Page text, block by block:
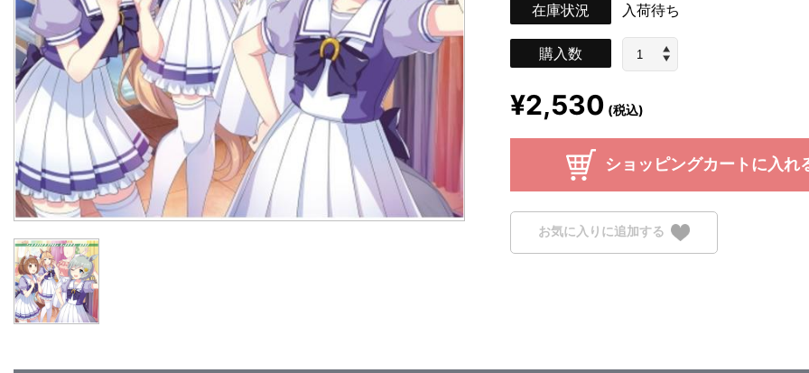
在庫状況 入荷待ち
購入数
¥2,530 (税込)
ショッピングカートに入れ
お気に入りに追加する